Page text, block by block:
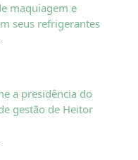
maquiagem e
seus refrigerantes
a presidência do
gestão de Heitor